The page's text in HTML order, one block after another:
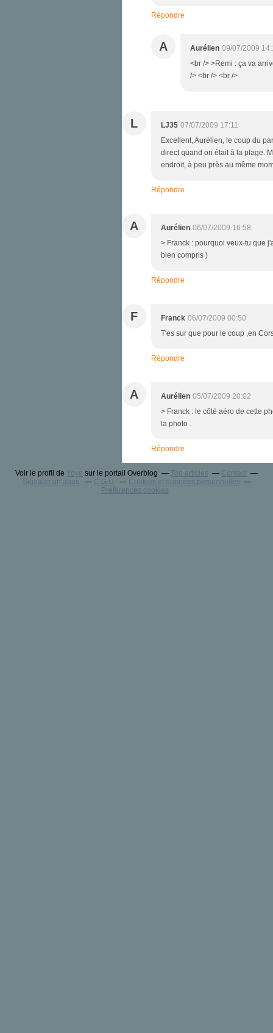
Répondre
A Aurélien 09/07/2009
<br /> >Remi : ça va
/> <br /> <br />
L LJ35 07/07/2009 17:11
Excellent, Aurélien, le coup du
direct quand on était à la plage.
endroit, à peu près au même
Répondre
A Aurélien 06/07/2009 16:58
> Franck : pourquoi veux-tu que
bien compris )
Répondre
F Franck 06/07/2009 00:50
T'es sur que pour le coup ,en
Répondre
A Aurélien 05/07/2009 20:02
> Franck : le côté aéro de cette
la photo .
Répondre
Voir le profil de Yoyo sur le portail Overblog Top articles
Contact
Signaler un abus
C.G.U.
Cookies et données personnelles
Préférences cookies